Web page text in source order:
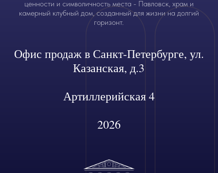
ценности и символичность места - Павловск, храм и
камерный клубный дом, созданный для жизни на долгий
горизонт.
Офис продаж в Санкт-Петербурге, ул.
Казанская, д.3
Артиллерийская 4
2026